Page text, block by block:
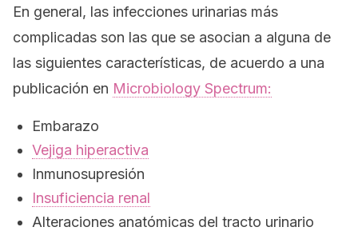
En general, las infecciones urinarias más
complicadas son las que se asocian a alguna de
las siguientes características, de acuerdo a una
publicación en Microbiology Spectrum:
Embarazo
Vejiga hiperactiva
Inmunosupresión
Insuficiencia renal
Alteraciones anatómicas del tracto urinario